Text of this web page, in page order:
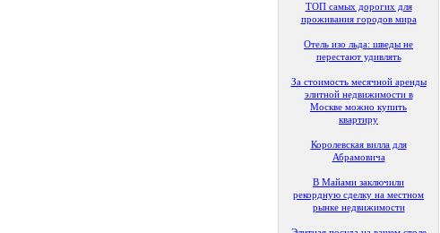
ТОП самых дорогих для
проживания городов мира
Отель изо льда: шведы не
перестают удивлять
За стоимость месячной аренды
элитной недвижимости в
Москве можно купить
квартиру
Королевская вилла для
Абрамовича
В Майами заключили
рекордную сделку на местном
рынке недвижимости